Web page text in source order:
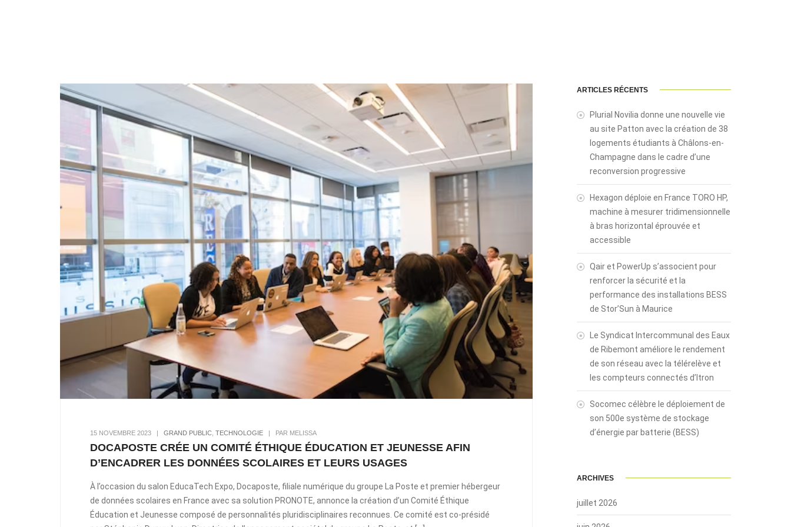
15 NOVEMBRE 2023 | GRAND PUBLIC TECHNOLOGIE | PAR MELISSA
DOCAPOSTE CRÉE UN COMITÉ ÉTHIQUE ÉDUCATION ET JEUNESSE AFIN
D’ENCADRER LES DONNÉES SCOLAIRES ET LEURS USAGES
À l’occasion du salon EducaTech Expo, Docaposte, filiale numérique du groupe La Poste et premier hébergeur
de données scolaires en France avec sa solution PRONOTE, annonce la création d’un Comité Éthique
Éducation et Jeunesse composé de personnalités pluridisciplinaires reconnues. Ce comité est co-présidé
ARTICLES RÉCENTS
Plurial Novilia donne une nouvelle vie
au site Patton avec la création de 38
logements étudiants à Châlons-en-
Champagne dans le cadre d’une
reconversion progressive
Hexagon déploie en France TORO HP,
machine à mesurer tridimensionnelle
à bras horizontal éprouvée et
accessible
Qair et PowerUp s’associent pour
renforcer la sécurité et la
performance des installations BESS
de Stor’Sun à Maurice
Le Syndicat Intercommunal des Eaux
de Ribemont améliore le rendement
de son réseau avec la télérelève et
les compteurs connectés d’Itron
Socomec célèbre le déploiement de
son 500e système de stockage
d’énergie par batterie (BESS)
ARCHIVES
juillet 2026